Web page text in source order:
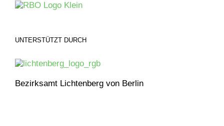
UNTERSTÜTZT DURCH
Bezirksamt Lichtenberg von Berlin